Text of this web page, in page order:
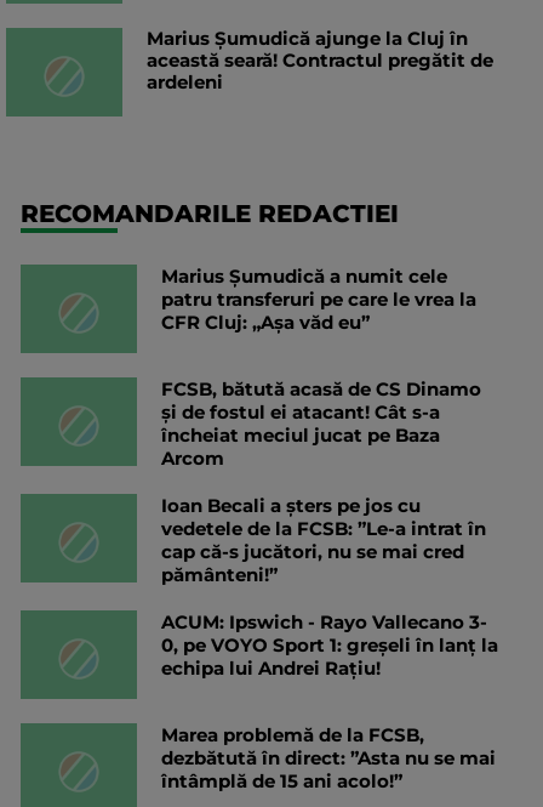
Marius Șumudică ajunge la Cluj în
această seară! Contractul pregătit de
ardeleni
RECOMANDARILE REDACTIEI
Marius Șumudică a numit cele
patru transferuri pe care le vrea la
CFR Cluj: „Aşa văd eu”
FCSB, bătută acasă de CS Dinamo
și de fostul ei atacant! Cât s-a
încheiat meciul jucat pe Baza
Arcom
Ioan Becali a șters pe jos cu
vedetele de la FCSB: ”Le-a intrat în
cap că-s jucători, nu se mai cred
pământeni!”
ACUM: Ipswich - Rayo Vallecano 3-
0, pe VOYO Sport 1: greșeli în lanț la
echipa lui Andrei Rațiu!
Marea problemă de la FCSB,
dezbătută în direct: ”Asta nu se mai
întâmplă de 15 ani acolo!”